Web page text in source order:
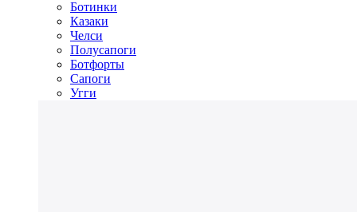
Ботинки
Казаки
Челси
Полусапоги
Ботфорты
Сапоги
Угги